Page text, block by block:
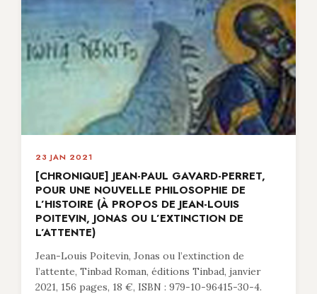
23 JAN 2021
[CHRONIQUE] JEAN-PAUL GAVARD-PERRET,
POUR UNE NOUVELLE PHILOSOPHIE DE
L’HISTOIRE (À PROPOS DE JEAN-LOUIS
POITEVIN, JONAS OU L’EXTINCTION DE
L’ATTENTE)
Jean-Louis Poitevin, Jonas ou l’extinction de
l’attente, Tinbad Roman, éditions Tinbad, janvier
2021, 156 pages, 18 €, ISBN : 979-10-96415-30-4.